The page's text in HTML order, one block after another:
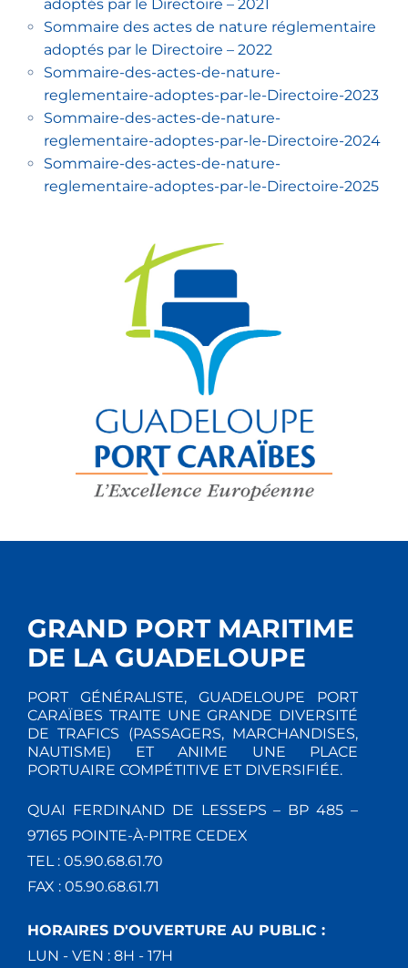
adoptés par le Directoire – 2021
Sommaire des actes de nature réglementaire
adoptés par le Directoire – 2022
Sommaire-des-actes-de-nature-
reglementaire-adoptes-par-le-Directoire-2023
Sommaire-des-actes-de-nature-
reglementaire-adoptes-par-le-Directoire-2024
Sommaire-des-actes-de-nature-
reglementaire-adoptes-par-le-Directoire-2025
GRAND PORT MARITIME
DE LA GUADELOUPE
PORT GÉNÉRALISTE, GUADELOUPE PORT
CARAÏBES TRAITE UNE GRANDE DIVERSITÉ
DE TRAFICS (PASSAGERS, MARCHANDISES,
NAUTISME) ET ANIME UNE PLACE
PORTUAIRE COMPÉTITIVE ET DIVERSIFIÉE.
QUAI FERDINAND DE LESSEPS – BP 485 –
97165 POINTE-À-PITRE CEDEX
TEL : 05.90.68.61.70
FAX : 05.90.68.61.71
HORAIRES D'OUVERTURE AU PUBLIC :
LUN - VEN : 8H - 17H